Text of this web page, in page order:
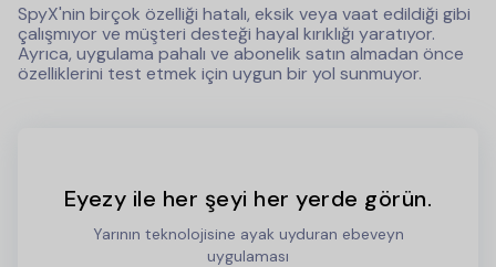
SpyX'nin birçok özelliği hatalı, eksik veya vaat edildiği gibi
çalışmıyor ve müşteri desteği hayal kırıklığı yaratıyor.
Ayrıca, uygulama pahalı ve abonelik satın almadan önce
özelliklerini test etmek için uygun bir yol sunmuyor.
Eyezy ile her şeyi her yerde görün.
Yarının teknolojisine ayak uyduran ebeveyn
uygulaması